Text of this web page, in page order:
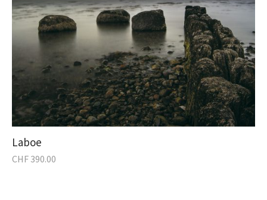
Laboe
CHF 390.00